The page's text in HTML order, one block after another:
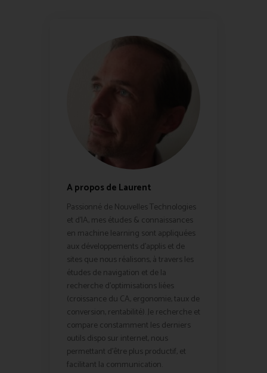
A propos de Laurent
Passionné de Nouvelles Technologies
et d'IA, mes études & connaissances
en machine learning sont appliquées
aux développements d'applis et de
sites que nous réalisons, à travers les
études de navigation et de la
recherche d'optimisations liées
(croissance du CA, ergonomie, taux de
conversion, rentabilité). Je recherche et
compare constamment les derniers
outils dispo sur internet, nous
permettant d'être plus productif, et
facilitant la communication.